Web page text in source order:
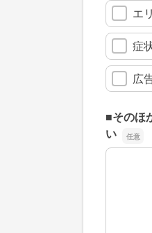
エ
症
広
■そのほ
い
■そのほ